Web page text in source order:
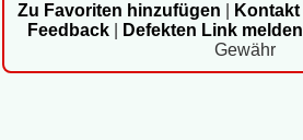
Zu Favoriten hinzufügen Kontakt|
Feedback| Defekten Link melden
Gewähr